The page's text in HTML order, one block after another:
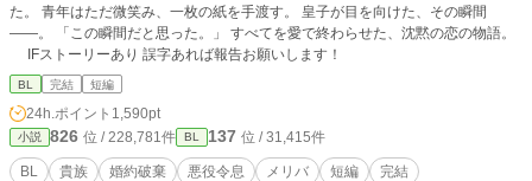
た。 青年はただ微笑み、一枚の紙を手渡す。 皇子が目を向けた、その瞬間
——。 「この瞬間だと思った。」 すべてを愛で終わらせた、沈黙の恋の物語。
IFストーリーあり 誤字あれば報告お願いします！
BL 完結 短編
24h.ポイント 1,590pt
小説 826 位 / 228,781件 BL 137 位 / 31,415件
BL 貴族 婚約破棄 悪役令息 メリバ 短編 完結